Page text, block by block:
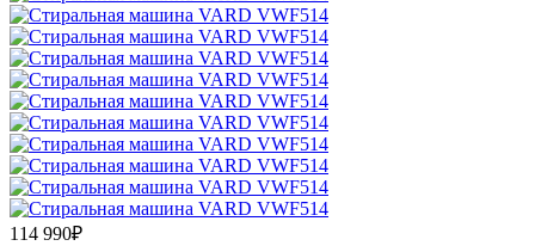
114 990₽